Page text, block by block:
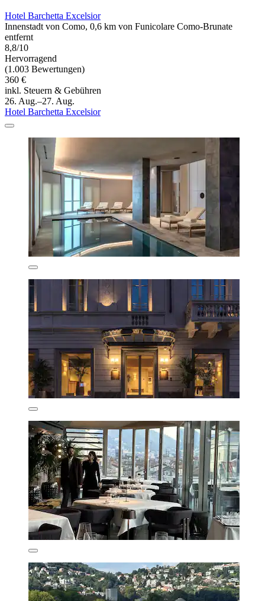
Hotel Barchetta Excelsior
Innenstadt von Como, 0,6 km von Funicolare Como-Brunate
entfernt
8,8/10
Hervorragend
(1.003 Bewertungen)
360 €
inkl. Steuern & Gebühren
26. Aug.–27. Aug.
Hotel Barchetta Excelsior